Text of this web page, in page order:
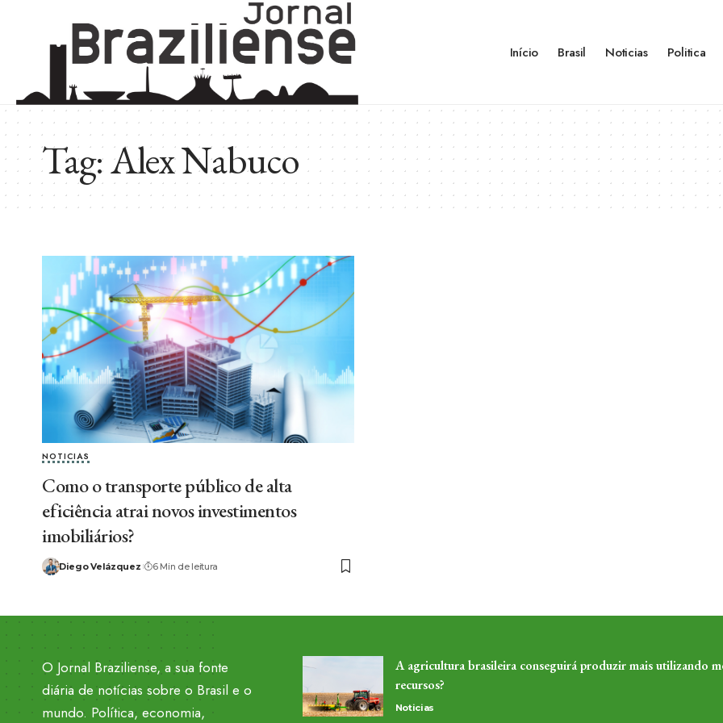
Início Brasil Noticias Politica
Tag:Alex Nabuco
NOTICIAS
Como o transporte público de alta
eficiência atrai novos investimentos
imobiliários?
Diego Velázquez 6 Min de leitura
O Jornal Braziliense, a sua fonte
diária de notícias sobre o Brasil e o
mundo. Política, economia,
A agricultura brasileira conseguirá produzir mais utilizando
recursos?
Noticias